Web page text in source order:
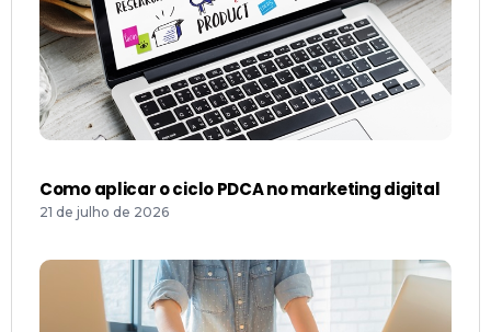
Como aplicar o ciclo PDCA no marketing digital
21 de julho de 2026